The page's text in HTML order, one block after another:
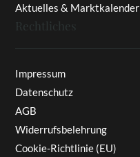
Aktuelles & Marktkalender
Rechtliches
Impressum
Datenschutz
AGB
Widerrufsbelehrung
Cookie-Richtlinie (EU)